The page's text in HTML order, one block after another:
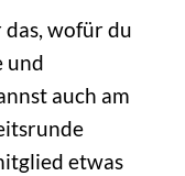
wofür du
und
auch am
etwas